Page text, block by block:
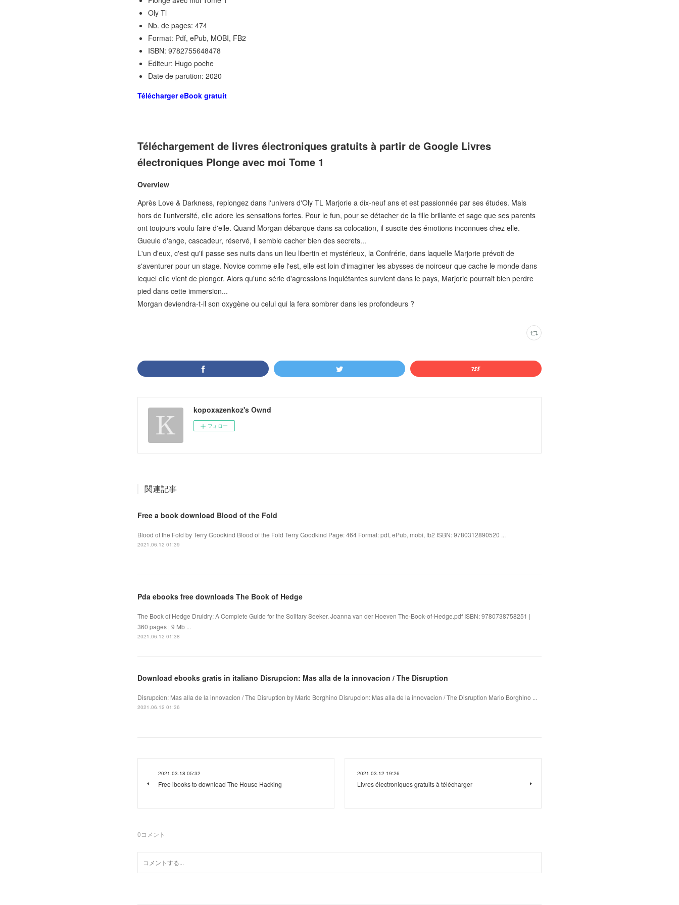
Oly Tl
Nb. de pages: 474
Format: Pdf, ePub, MOBI, FB2
ISBN: 9782755648478
Editeur: Hugo poche
Date de parution: 2020
Télécharger eBook gratuit
Téléchargement de livres électroniques gratuits à partir de Google Livres
électroniques Plonge avec moi Tome 1
Overview
Après Love & Darkness, replongez dans l'univers d'Oly TL Marjorie a dix-neuf ans et est passionnée par ses études. Mais
hors de l'université, elle adore les sensations fortes. Pour le fun, pour se détacher de la fille brillante et sage que ses parents
ont toujours voulu faire d'elle. Quand Morgan débarque dans sa colocation, il suscite des émotions inconnues chez elle.
Gueule d'ange, cascadeur, réservé, il semble cacher bien des secrets...
L'un d'eux, c'est qu'il passe ses nuits dans un lieu libertin et mystérieux, la Confrérie, dans laquelle Marjorie prévoit de
s'aventurer pour un stage. Novice comme elle l'est, elle est loin d'imaginer les abysses de noirceur que cache le monde dans
lequel elle vient de plonger. Alors qu'une série d'agressions inquiétantes survient dans le pays, Marjorie pourrait bien perdre
pied dans cette immersion...
Morgan deviendra-t-il son oxygène ou celui qui la fera sombrer dans les profondeurs ?
kopoxazenkoz's Ownd
フォロー
関連記事
Free a book download Blood of the Fold
Blood of the Fold by Terry Goodkind Blood of the Fold Terry Goodkind Page: 464 Format: pdf, ePub, mobi, fb2 ISBN: 9780312890520 ...
2021.06.12 01:39
Pda ebooks free downloads The Book of Hedge
The Book of Hedge Druidry: A Complete Guide for the Solitary Seeker. Joanna van der Hoeven The-Book-of-Hedge.pdf ISBN: 9780738758251 |
360 pages | 9 Mb ...
2021.06.12 01:38
Download ebooks gratis in italiano Disrupcion: Mas alla de la innovacion / The Disruption
Disrupcion: Mas alla de la innovacion / The Disruption by Mario Borghino Disrupcion: Mas alla de la innovacion / The Disruption Mario Borghino ...
2021.06.12 01:36
2021.03.18 05:32
Free ibooks to download The House Hacking
2021.03.12 19:26
Livres électroniques gratuits à télécharger
0コメント